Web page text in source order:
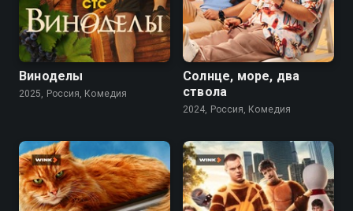
7.8
Виноделы
2025, Россия, Комедия
7.6
Солнце, море, два
ствола
2024, Россия, Комедия